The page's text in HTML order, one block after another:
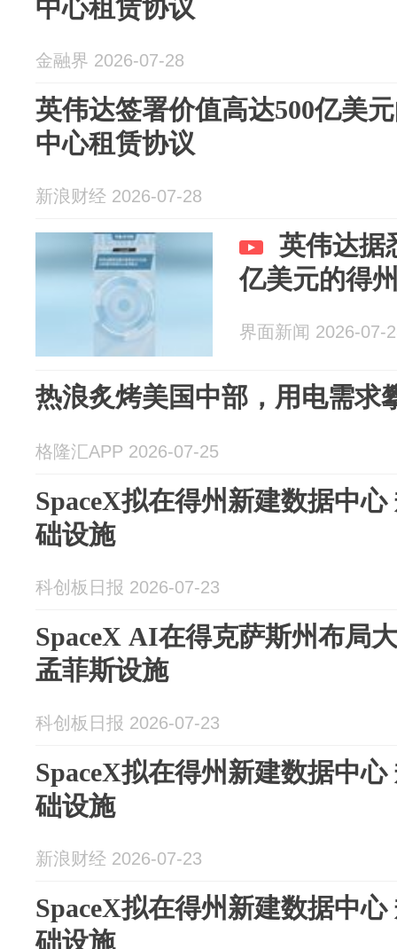
中心租赁协议
金融界 2026-07-28
英伟达签署价值高达500亿美
中心租赁协议
新浪财经 2026-07-28
英伟达据
亿美元的得
界面新闻 2026-07-
热浪炙烤美国中部，用电需求
格隆汇APP 2026-07-25
SpaceX拟在得州新建数据中
础设施
科创板日报 2026-07-23
SpaceX AI在得克萨斯州布局
孟菲斯设施
科创板日报 2026-07-23
SpaceX拟在得州新建数据中
础设施
新浪财经 2026-07-23
SpaceX拟在得州新建数据中
础设施